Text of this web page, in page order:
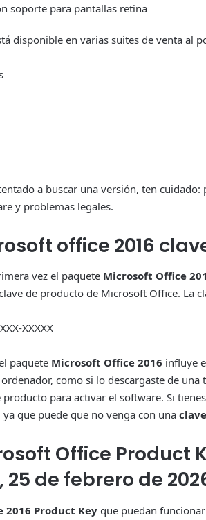
soporte para pantallas retina
disponible en varias suites de venta al
a buscar una versión, ten
y problemas legales.
office 2016
vez el paquete Microsoft Office
de producto de Microsoft Office. La
XXXXX
paquete Microsoft Office 2016 influye
como si lo descargaste de
producto para activar el software. Si
que puede que no venga con una
Office Product
25 de febrero de
2016 Product Key que puedan